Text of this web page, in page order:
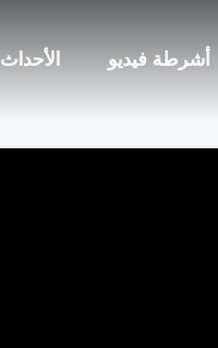
الأحداث أشرطة فيديو